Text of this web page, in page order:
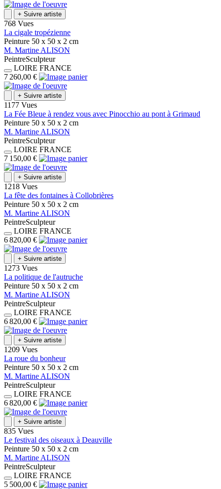
+ Suivre artiste
768 Vues
La cigale tropézienne
Peinture 50 x 50 x 2 cm
M. Martine ALISON
PeintreSculpteur
LOIRE FRANCE
7 260,00 €
+ Suivre artiste
1177 Vues
La Fée Bleue à rendez vous avec Pinocchio au pont à Grimaud
Peinture 50 x 50 x 2 cm
M. Martine ALISON
PeintreSculpteur
LOIRE FRANCE
7 150,00 €
+ Suivre artiste
1218 Vues
La fête des fontaines à Collobrières
Peinture 50 x 50 x 2 cm
M. Martine ALISON
PeintreSculpteur
LOIRE FRANCE
6 820,00 €
+ Suivre artiste
1273 Vues
La politique de l'autruche
Peinture 50 x 50 x 2 cm
M. Martine ALISON
PeintreSculpteur
LOIRE FRANCE
6 820,00 €
+ Suivre artiste
1209 Vues
La roue du bonheur
Peinture 50 x 50 x 2 cm
M. Martine ALISON
PeintreSculpteur
LOIRE FRANCE
6 820,00 €
+ Suivre artiste
835 Vues
Le festival des oiseaux à Deauville
Peinture 50 x 50 x 2 cm
M. Martine ALISON
PeintreSculpteur
LOIRE FRANCE
5 500,00 €